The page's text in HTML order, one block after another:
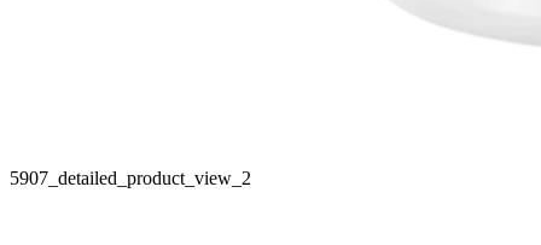
5907_detailed_product_view_2